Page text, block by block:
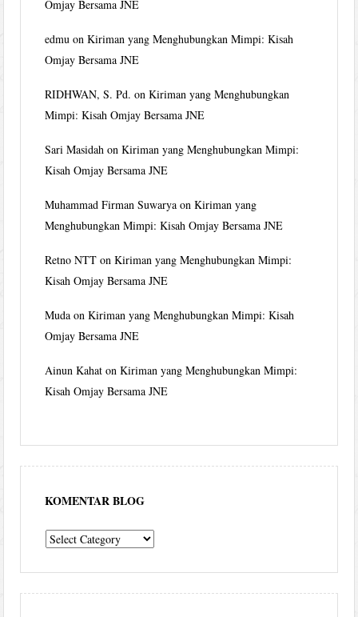
Omjay Bersama JNE
edmu onKiriman yang Menghubungkan Mimpi: Kisah
Omjay Bersama JNE
RIDHWAN, S. Pd. onKiriman yang Menghubungkan
Mimpi: Kisah Omjay Bersama JNE
Sari Masidah onKiriman yang Menghubungkan Mimpi:
Kisah Omjay Bersama JNE
Muhammad Firman Suwarya onKiriman yang
Menghubungkan Mimpi: Kisah Omjay Bersama JNE
Retno NTT onKiriman yang Menghubungkan Mimpi:
Kisah Omjay Bersama JNE
Muda onKiriman yang Menghubungkan Mimpi: Kisah
Omjay Bersama JNE
Ainun Kahat onKiriman yang Menghubungkan Mimpi:
Kisah Omjay Bersama JNE
KOMENTAR BLOG
komentar